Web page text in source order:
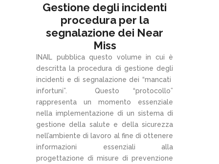
Gestione degli incidenti
procedura per la
segnalazione dei Near
Miss
INAIL pubblica questo volume in cui è
descritta la procedura di gestione degli
incidenti e di segnalazione dei “mancati
infortuni”. Questo “protocollo”
rappresenta un momento essenziale
nella implementazione di un sistema di
gestione della salute e della sicurezza
nell’ambiente di lavoro al fine di ottenere
informazioni essenziali alla
progettazione di misure di prevenzione